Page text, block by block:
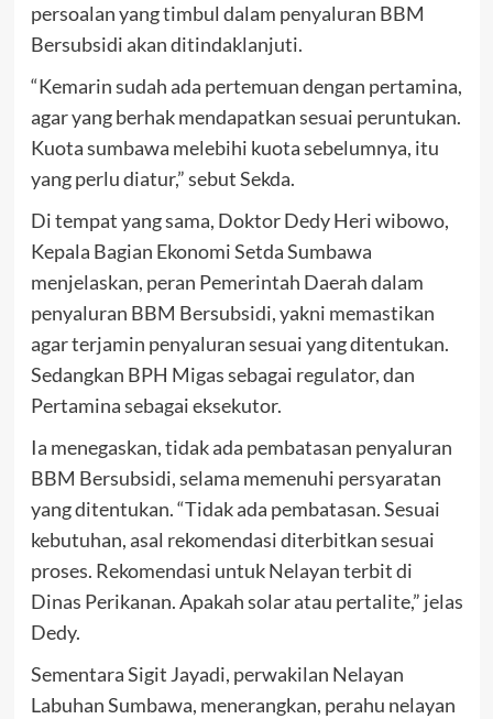
persoalan yang timbul dalam penyaluran BBM
Bersubsidi akan ditindaklanjuti.
“Kemarin sudah ada pertemuan dengan pertamina,
agar yang berhak mendapatkan sesuai peruntukan.
Kuota sumbawa melebihi kuota sebelumnya, itu
yang perlu diatur,” sebut Sekda.
Di tempat yang sama, Doktor Dedy Heri wibowo,
Kepala Bagian Ekonomi Setda Sumbawa
menjelaskan, peran Pemerintah Daerah dalam
penyaluran BBM Bersubsidi, yakni memastikan
agar terjamin penyaluran sesuai yang ditentukan.
Sedangkan BPH Migas sebagai regulator, dan
Pertamina sebagai eksekutor.
Ia menegaskan, tidak ada pembatasan penyaluran
BBM Bersubsidi, selama memenuhi persyaratan
yang ditentukan. “Tidak ada pembatasan. Sesuai
kebutuhan, asal rekomendasi diterbitkan sesuai
proses. Rekomendasi untuk Nelayan terbit di
Dinas Perikanan. Apakah solar atau pertalite,” jelas
Dedy.
Sementara Sigit Jayadi, perwakilan Nelayan
Labuhan Sumbawa, menerangkan, perahu nelayan